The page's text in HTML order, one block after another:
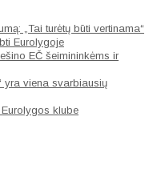
„Tai turėtų būti vertinama“
Eurolygoje
EČ šeimininkėms ir
yra viena svarbiausių
klube